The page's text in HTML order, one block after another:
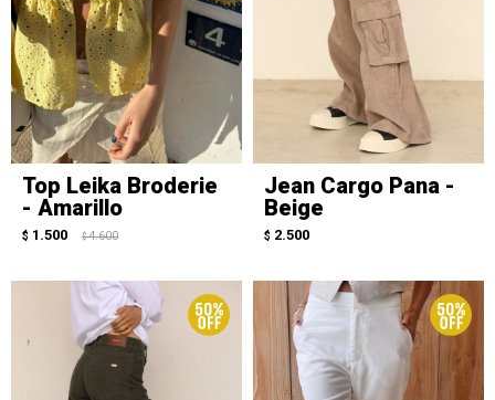
Top Leika Broderie
- Amarillo
$ 1.500 $ 4.600
Jean Cargo Pana -
Beige
$ 2.500